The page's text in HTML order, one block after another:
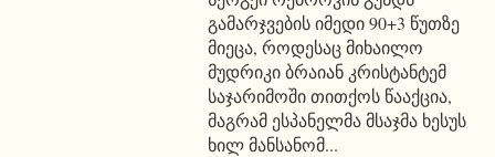
გამარჯვების იმედი 90+3 წუთზე
მიეცა, როდესაც მიხაილო
მუდრიკი ბრაიან კრისტანტემ
საჯარიმოში თითქოს წააქცია,
მაგრამ ესპანელმა მსაჯმა ხესუს
ხილ მანსანომ...